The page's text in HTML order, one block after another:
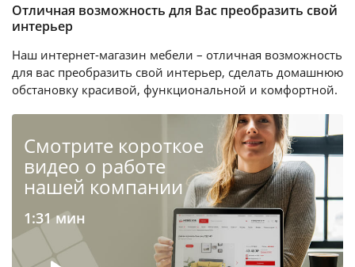
Отличная возможность для Вас преобразить свой
интерьер
Наш интернет-магазин мебели – отличная возможность
для вас преобразить свой интерьер, сделать домашнюю
обстановку красивой, функциональной и комфортной.
Cмотрите короткое
видео о работе
нашей компании
1:31 мин